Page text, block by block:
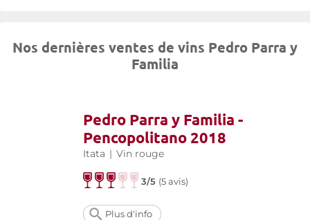
Nos dernières ventes de vins Pedro Parra y
Familia
Pedro Parra y Familia -
Pencopolitano 2018
Itata | Vin rouge
3/5 (5 avis)
Plus d'info